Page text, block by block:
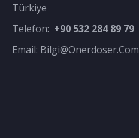
Türkiye
Telefon: +90 532 284 89 79
Email: Bilgi@onerdoser.com